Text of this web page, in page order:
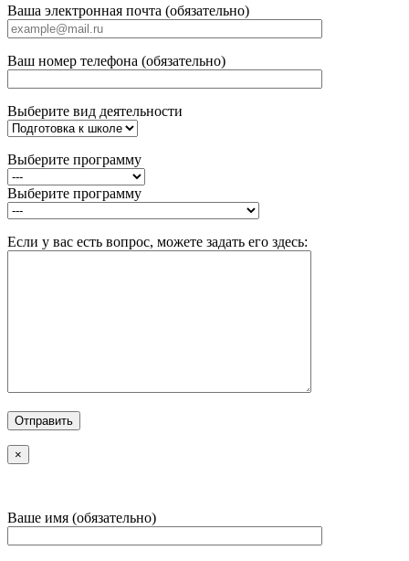
Ваша электронная почта (обязательно)
Ваш номер телефона (обязательно)
Выберите вид деятельности
Выберите программу
Выберите программу
Если у вас есть вопрос, можете задать его здесь:
×
Ваше имя (обязательно)